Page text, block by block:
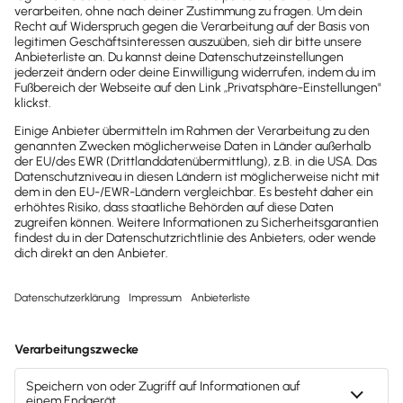
Liebe Runde, ich habe einen Kunden, der die o.g.
Systeme miteinander "verheiraten" möchte - hat
jemand von Euch Expertise bei der Begleitung und
© 2011 - 2025 - All Rights Reserved | Powered by